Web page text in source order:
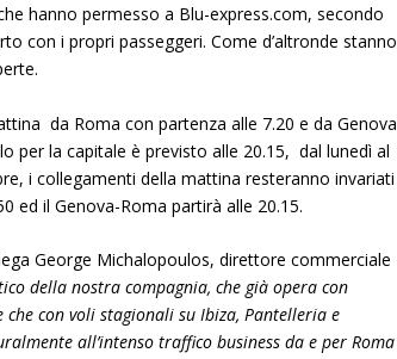
hanno permesso a Blu-express.com, secondo
con i propri passeggeri. Come d’altronde stanno
da Roma con partenza alle 7.20 e da Genova
per la capitale è previsto alle 20.15, dal lunedì al
i collegamenti della mattina resteranno invariati
ed il Genova-Roma partirà alle 20.15.
George Michalopoulos, direttore commerciale
della nostra compagnia, che già opera con
che con voli stagionali su Ibiza, Pantelleria e
all’intenso traffico business da e per Roma